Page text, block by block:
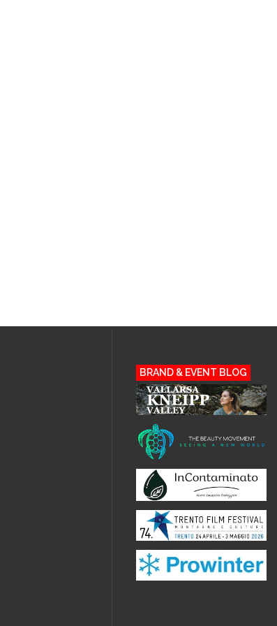
BRAND & EVENT BLOG